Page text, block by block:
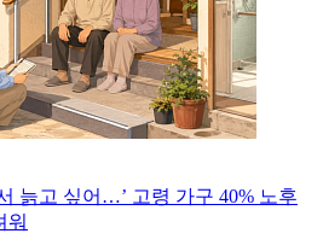
늙고 싶어…’ 고령 가구 40% 노후
워